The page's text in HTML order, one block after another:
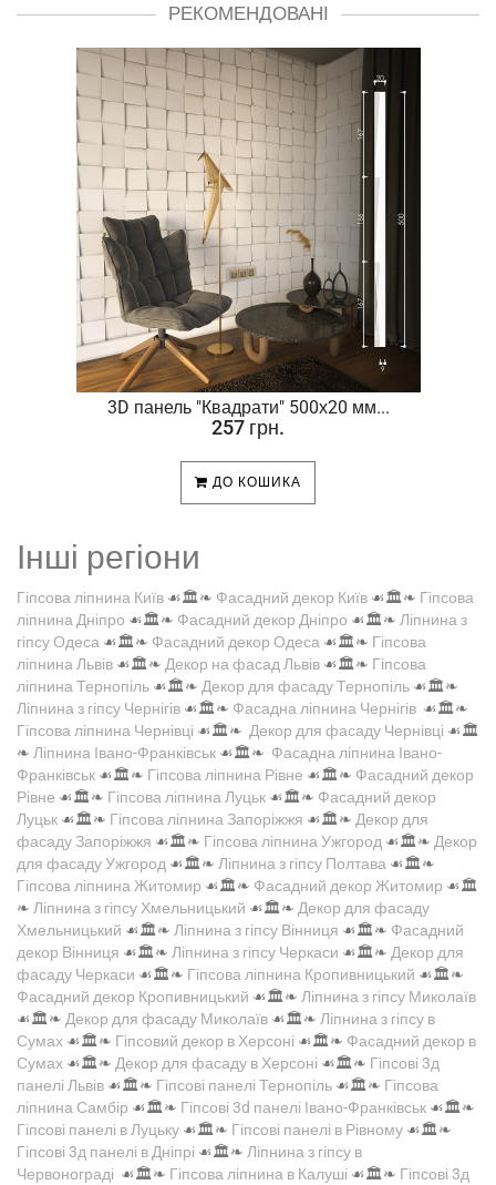
РЕКОМЕНДОВАНІ
3D панель "Квадрати" 500х20 мм...
257 грн.
ДО КОШИКА
Інші регіони
Гіпсова ліпнина Київ ☙🏛️❧ Фасадний декор Київ ☙🏛️❧ Гіпсова
ліпнина Дніпро ☙🏛️❧ Фасадний декор Дніпро ☙🏛️❧ Ліпнина з
гіпсу Одеса ☙🏛️❧ Фасадний декор Одеса ☙🏛️❧ Гіпсова
ліпнина Львів ☙🏛️❧ Декор на фасад Львів ☙🏛️❧ Гіпсова
ліпнина Тернопіль ☙🏛️❧ Декор для фасаду Тернопіль ☙🏛️❧
Ліпнина з гіпсу Чернігів ☙🏛️❧ Фасадна ліпнина Чернігів ☙🏛️❧
Гіпсова ліпнина Чернівці ☙🏛️❧ Декор для фасаду Чернівці ☙🏛️
❧ Ліпнина Івано-Франківськ ☙🏛️❧ Фасадна ліпнина Івано-
Франківськ ☙🏛️❧ Гіпсова ліпнина Рівне ☙🏛️❧ Фасадний декор
Рівне ☙🏛️❧ Гіпсова ліпнина Луцьк ☙🏛️❧ Фасадний декор
Луцьк ☙🏛️❧ Гіпсова ліпнина Запоріжжя ☙🏛️❧ Декор для
фасаду Запоріжжя ☙🏛️❧ Гіпсова ліпнина Ужгород ☙🏛️❧ Декор
для фасаду Ужгород ☙🏛️❧ Ліпнина з гіпсу Полтава ☙🏛️❧
Гіпсова ліпнина Житомир ☙🏛️❧ Фасадний декор Житомир ☙🏛️
❧ Ліпнина з гіпсу Хмельницький ☙🏛️❧ Декор для фасаду
Хмельницький ☙🏛️❧ Ліпнина з гіпсу Вінниця ☙🏛️❧ Фасадний
декор Вінниця ☙🏛️❧ Ліпнина з гіпсу Черкаси ☙🏛️❧ Декор для
фасаду Черкаси ☙🏛️❧ Гіпсова ліпнина Кропивницький ☙🏛️❧
Фасадний декор Кропивницький ☙🏛️❧ Ліпнина з гіпсу Миколаїв
☙🏛️❧ Декор для фасаду Миколаїв ☙🏛️❧ Ліпнина з гіпсу в
Сумах ☙🏛️❧ Гіпсовий декор в Херсоні ☙🏛️❧ Фасадний декор в
Сумах ☙🏛️❧ Декор для фасаду в Херсоні ☙🏛️❧ Гіпсові 3д
панелі Львів ☙🏛️❧ Гіпсові панелі Тернопіль ☙🏛️❧ Гіпсова
ліпнина Самбір ☙🏛️❧ Гіпсові 3d панелі Івано-Франківськ ☙🏛️❧
Гіпсові панелі в Луцьку ☙🏛️❧ Гіпсові панелі в Рівному ☙🏛️❧
Гіпсові 3д панелі в Дніпрі ☙🏛️❧ Ліпнина з гіпсу в
Червонограді ☙🏛️❧ Гіпсова ліпнина в Калуші ☙🏛️❧ Гіпсові 3д